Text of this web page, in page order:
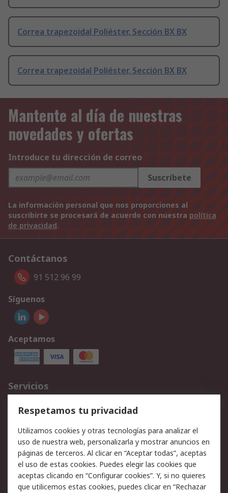
Correa trapezoidal Poliéster, Sección BX BX
Correa trapezoidal Poliéster, Sección BX BX
Mantente al día de nuestras
novedades y ofertas
Introduce tu dirección de correo
Suscríbete
La información personal que nos proporciones al
suscribirte se procesará de acuerdo con nuestra política
de privacidad.
Contáctanos
91 512 96 99
Síguenos
Aceptamos
Servicios
Cómo realizar pedidos
Devoluciones
Facturación y pago
Ofertas
Soporte técnico
Legal
Aviso legal
Política de privacidad -
Respetamos tu privacidad
Utilizamos cookies y otras tecnologías para analizar el
uso de nuestra web, personalizarla y mostrar anuncios en
páginas de terceros. Al clicar en “Aceptar todas”, aceptas
el uso de estas cookies. Puedes elegir las cookies que
aceptas clicando en “Configurar cookies”. Y, si no quieres
que utilicemos estas cookies, puedes clicar en “Rechazar